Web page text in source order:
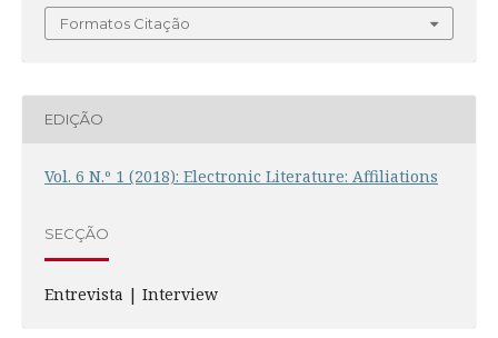
Formatos Citação
EDIÇÃO
Vol. 6 N.º 1 (2018): Electronic Literature: Affiliations
SECÇÃO
Entrevista | Interview